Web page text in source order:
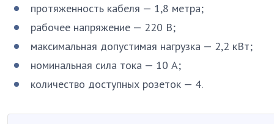
протяженность кабеля — 1,8 метра;
рабочее напряжение — 220 В;
максимальная допустимая нагрузка — 2,2 кВт;
номинальная сила тока — 10 А;
количество доступных розеток — 4.